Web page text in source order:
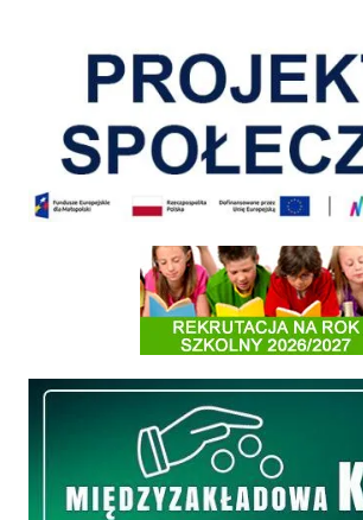
Informacja o terminach rekrutacji na
Międzyzakładowa Kasa Zapomogowo - Pożyczkowa